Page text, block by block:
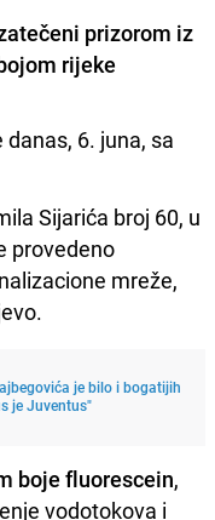
prizorom iz
rijeke
6. juna, sa
Sijarića broj 60, u
provedeno
mreže,
je bilo i bogatijih
je Juventus"
boje fluorescein,
vodotokova i